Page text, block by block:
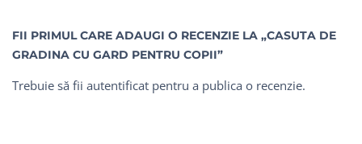
FII PRIMUL CARE ADAUGI O RECENZIE LA „CASUTA DE
GRADINA CU GARD PENTRU COPII”
Trebuie să fii autentificat pentru a publica o recenzie.